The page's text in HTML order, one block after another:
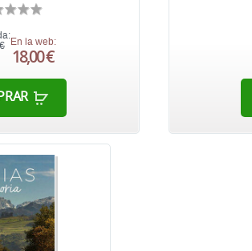
En la web:
18,00 €